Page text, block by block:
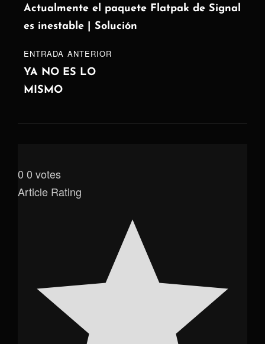
de
entradas
ENTRADA
ANTERIOR
ENTRADA ANTERIOR
YA NO ES LO
MISMO
siguiente
Actualmente el paquete Flatpak de Signal
es inestable | Solución
0 0 votes
Article Rating